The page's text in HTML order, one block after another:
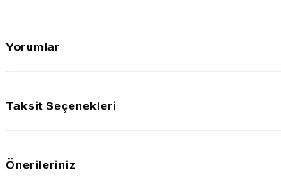
Yorumlar
Taksit Seçenekleri
Önerileriniz